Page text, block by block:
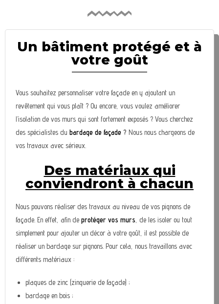
Un bâtiment protégé et à
votre goût
Vous souhaitez personnaliser votre façade en y ajoutant un
revêtement qui vous plaît ? Ou encore, vous voulez améliorer
l’isolation de vos murs qui sont fortement exposés ? Vous cherchez
des spécialistes dubardage de façade ? Nous nous chargeons de
vos travaux avec sérieux.
Des matériaux qui
conviendront à chacun
Nous pouvons réaliser des travaux au niveau de vos pignons de
façade. En effet, afin deprotéger vos murs , de les isoler ou tout
simplement pour ajouter un décor à votre goût, il est possible de
réaliser un bardage sur pignons. Pour cela, nous travaillons avec
différents matériaux :
plaques de zinc (zinguerie de façade) ;
bardage en bois ;